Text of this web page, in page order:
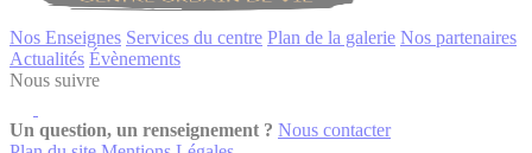
Nos Enseignes Services du centre Plan de la galerie Nos partenaires
Actualités Évènements
Nous suivre
Un question, un renseignement ? Nous contacter